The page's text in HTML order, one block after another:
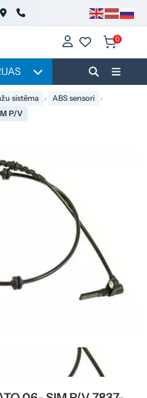
0
sistēma
ABS sensori
P/V